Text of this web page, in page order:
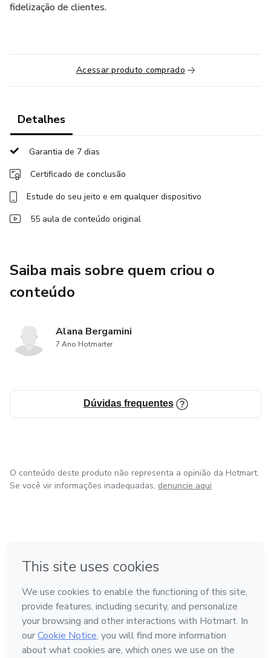
fidelização de clientes.
Acessar produto comprado
Detalhes
Garantia de 7 dias
Certificado de conclusão
Estude do seu jeito e em qualquer dispositivo
55 aula de conteúdo original
Saiba mais sobre quem criou o
conteúdo
Alana Bergamini
7 Ano Hotmarter
Dúvidas frequentes
O conteúdo deste produto não representa a opinião da Hotmart.
Se você vir informações inadequadas, denuncie aqui
Feito com ❤
em Belo Horizonte
na Cidade do México